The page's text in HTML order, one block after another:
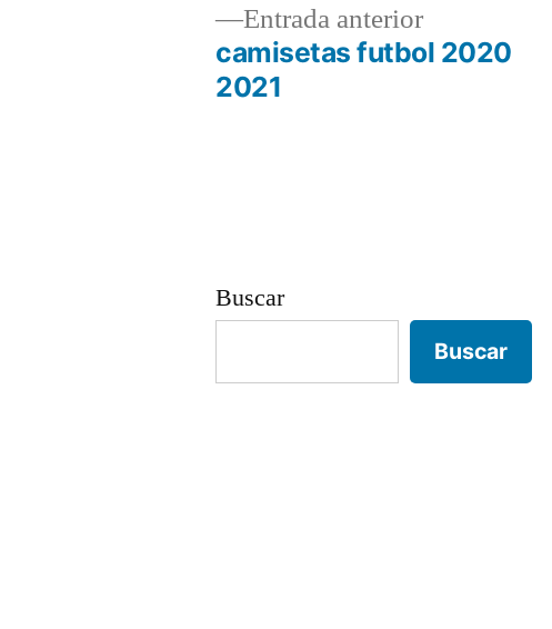
Navegación
Entrada anteriorEntrada
anterior:
camisetas futbol 2020
2021
Buscar
Buscar